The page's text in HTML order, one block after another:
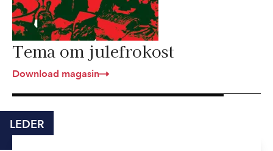
Tema om julefrokost
Download magasin
LEDER